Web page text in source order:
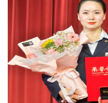
了解详情